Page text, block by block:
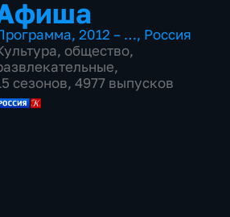
, 2012 – …, Россия
, общество,
,
сезонов, 4977 выпусков